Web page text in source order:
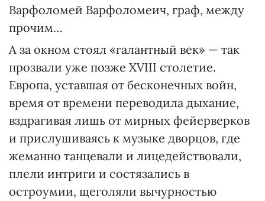
Варфоломей Варфоломеич, граф, между
прочим…
А за окном стоял «галантный век» — так
прозвали уже позже XVIII столетие.
Европа, уставшая от бесконечных войн,
время от времени переводила дыхание,
вздрагивая лишь от мирных фейерверков
и прислушиваясь к музыке дворцов, где
жеманно танцевали и лицедействовали,
плели интриги и состязались в
остроумии, щеголяли вычурностью